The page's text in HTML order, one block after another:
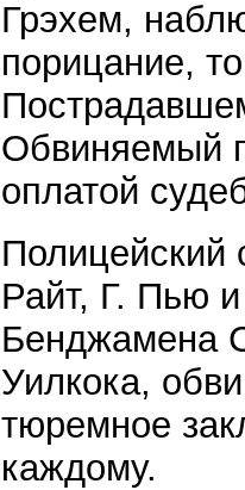
Грэхем,
порицание,
Обвиняемый
оплатой
Полицейский
Райт, Г. Пью
Бенджамена
Уилкока,
тюремное
каждому.